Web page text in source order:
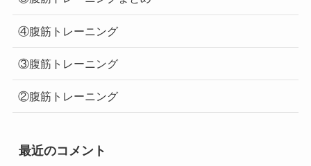
④腹筋トレーニング
③腹筋トレーニング
②腹筋トレーニング
最近のコメント